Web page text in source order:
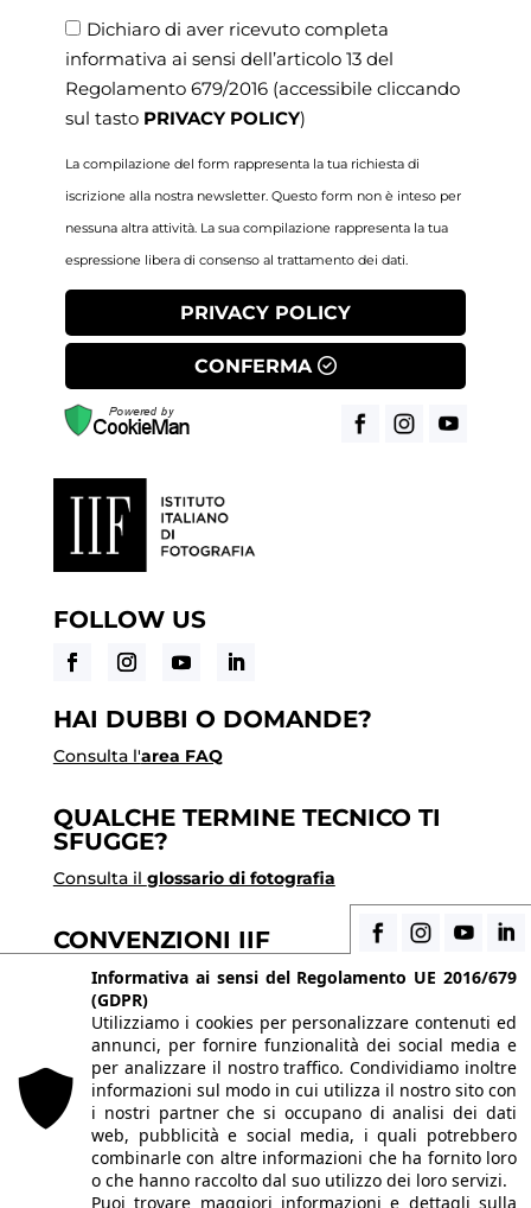
Dichiaro di aver ricevuto completa
informativa ai sensi dell’articolo 13 del
Regolamento 679/2016 (accessibile cliccando
sul tasto PRIVACY POLICY)
La compilazione del form rappresenta la tua richiesta di
iscrizione alla nostra newsletter. Questo form non è inteso per
nessuna altra attività. La sua compilazione rappresenta la tua
espressione libera di consenso al trattamento dei dati.
PRIVACY POLICY
CONFERMA
FOLLOW US
HAI DUBBI O DOMANDE?
Consulta l'area FAQ
QUALCHE TERMINE TECNICO TI
SFUGGE?
Consulta il glossario di fotografia
CONVENZIONI IIF
Scopri i vantaggi di essere uno studente di IIF
© 2026 Istituto Italiano di Fotografia® srl, Via
Enrico Caviglia 3, 20139 Milano | Tel 02/58107623 -
02/58107139
P.IVA IT10863240155 | PECiifmilano@pec.it| REA
MI-1415688 | Capitale sociale € 10.400,00 I.V.
Informativa ai sensi del Regolamento UE 2016/679
(GDPR)
Utilizziamo i cookies per personalizzare contenuti ed
annunci, per fornire funzionalità dei social media e
per analizzare il nostro traffico. Condividiamo inoltre
informazioni sul modo in cui utilizza il nostro sito con
i nostri partner che si occupano di analisi dei dati
web, pubblicità e social media, i quali potrebbero
combinarle con altre informazioni che ha fornito loro
o che hanno raccolto dal suo utilizzo dei loro servizi.
Puoi trovare maggiori informazioni e dettagli sulla